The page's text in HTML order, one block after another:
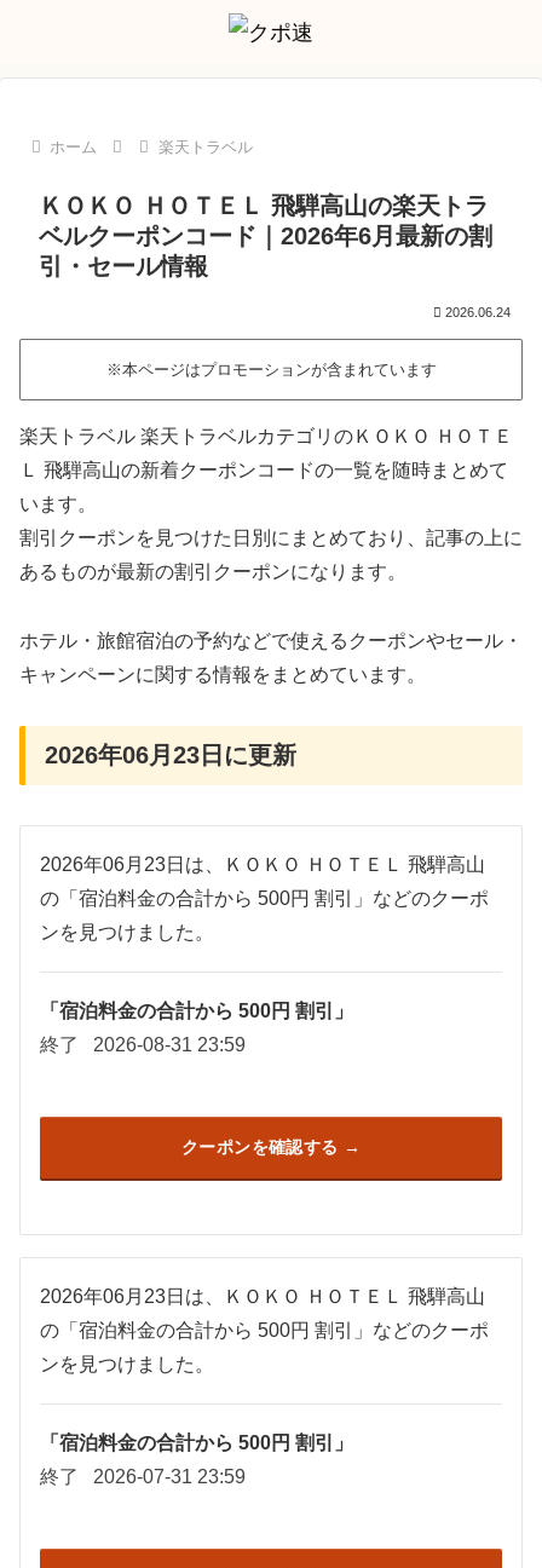
ホーム 楽天トラベル
ＫＯＫＯ ＨＯＴＥＬ 飛騨高山の楽天トラ
ベルクーポンコード｜2026年6月最新の割
引・セール情報
2026.06.24
※本ページはプロモーションが含まれています
楽天トラベル 楽天トラベルカテゴリのＫＯＫＯ ＨＯＴＥ
Ｌ 飛騨高山の新着クーポンコードの一覧を随時まとめて
います。
割引クーポンを見つけた日別にまとめており、記事の上に
あるものが最新の割引クーポンになります。
ホテル・旅館宿泊の予約などで使えるクーポンやセール・
キャンペーンに関する情報をまとめています。
2026年06月23日に更新
2026年06月23日は、ＫＯＫＯ ＨＯＴＥＬ 飛騨高山
の「宿泊料金の合計から 500円 割引」などのクーポ
ンを見つけました。
「宿泊料金の合計から 500円 割引」
終了
2026-08-31 23:59
クーポンを確認する
2026年06月23日は、ＫＯＫＯ ＨＯＴＥＬ 飛騨高山
の「宿泊料金の合計から 500円 割引」などのクーポ
ンを見つけました。
「宿泊料金の合計から 500円 割引」
終了
2026-07-31 23:59